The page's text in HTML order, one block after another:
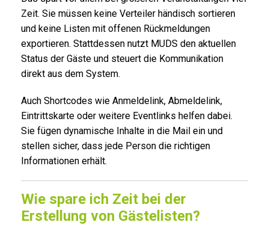
Zeit. Sie müssen keine Verteiler händisch sortieren
und keine Listen mit offenen Rückmeldungen
exportieren. Stattdessen nutzt MUDS den aktuellen
Status der Gäste und steuert die Kommunikation
direkt aus dem System.
Auch Shortcodes wie Anmeldelink, Abmeldelink,
Eintrittskarte oder weitere Eventlinks helfen dabei.
Sie fügen dynamische Inhalte in die Mail ein und
stellen sicher, dass jede Person die richtigen
Informationen erhält.
Wie spare ich Zeit bei der
Erstellung von Gästelisten?